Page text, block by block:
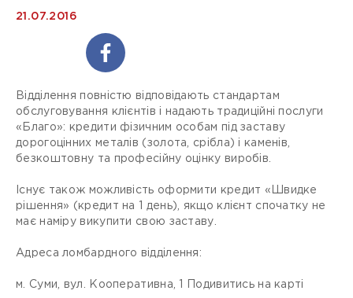
21.07.2016
Відділення повністю відповідають стандартам
обслуговування клієнтів і надають традиційні послуги
«Благо»: кредити фізичним особам під заставу
дорогоцінних металів (золота, срібла) і каменів,
безкоштовну та професійну оцінку виробів.
Існує також можливість оформити кредит «Швидке
рішення» (кредит на 1 день), якщо клієнт спочатку не
має наміру викупити свою заставу.
Адреса ломбардного відділення:
м. Суми, вул. Кооперативна, 1 Подивитись на карті